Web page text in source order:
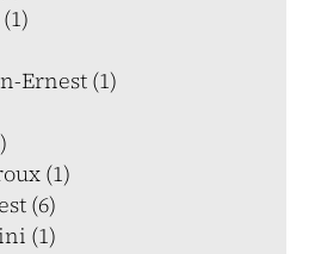
Ernest (1)
(1)
(6)
(1)